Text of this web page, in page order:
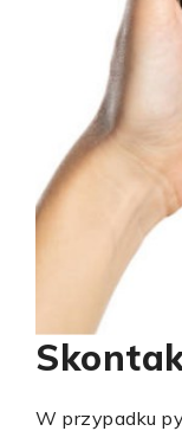
W przypadku